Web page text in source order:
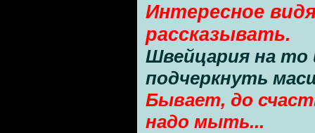
Интересное
рассказывать.
Швейцария на
подчеркнуть
Бывает, до
надо мыть...